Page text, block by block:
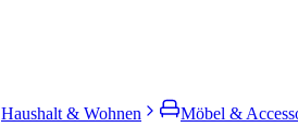
Haushalt & Wohnen Möbel &